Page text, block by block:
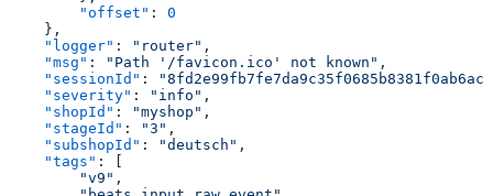
        "offset"
: 0
    },
    "logger"
: "router" ,
    "msg"
: "Path '/favicon.ico' not known" ,
    "sessionId"
:
    "severity"
: "info" ,
    "shopId"
: "myshop" ,
    "stageId"
: "3" ,
    "subshopId"
: "deutsch" ,
    "tags"
: [
        "v9"
,